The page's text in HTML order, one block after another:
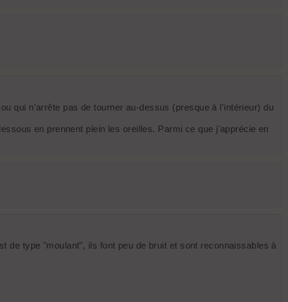
qui n'arrête pas de tourner au-dessus (presque à l'intérieur) du
en prennent plein les oreilles. Parmi ce que j'apprécie en
type "moulant", ils font peu de bruit et sont reconnaissables à